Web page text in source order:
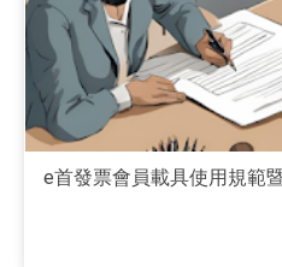
e首發票會員載具使用規範